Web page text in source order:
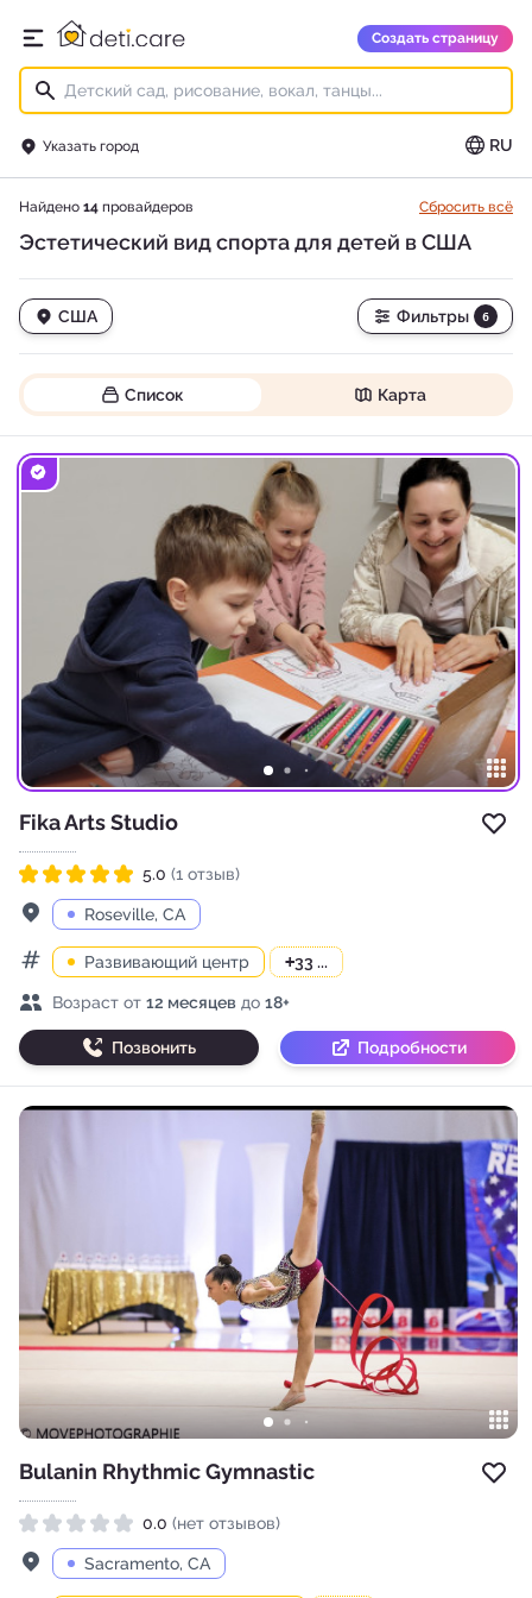
Открыть главное меню
deti.care Создать страницу
Указать город RU
Найдено 14 провайдеров Сбросить всё
Эстетический вид спорта для детей в США
США Фильтры 6
Список Карта
Fika Arts Studio
Рейтинг 5.0 из 5
5.0 (1 отзыв)
Адрес
Roseville, CA
КатегорииРазвивающий центр +33 ...
Возраст детей
Возраст от 12 месяцев до 18+
Позвонить Подробности
Bulanin Rhythmic Gymnastic
Рейтинг 0.0 из 5
0.0 (нет отзывов)
Адрес
Sacramento, CA